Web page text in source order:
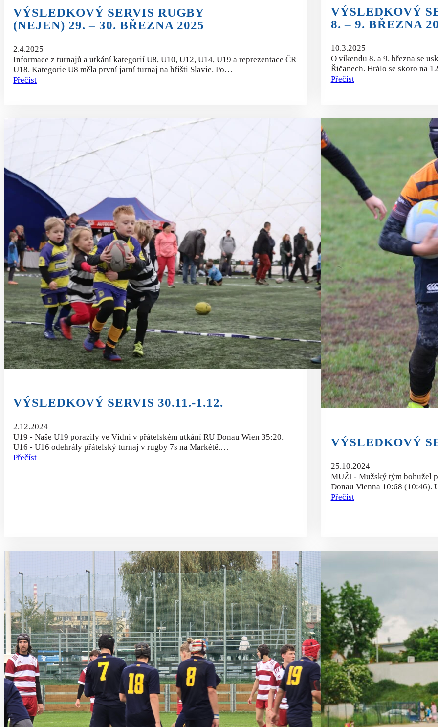
VÝSLEDKOVÝ SERVIS RUGBY
(NEJEN) 29. – 30. BŘEZNA 2025
2.4.2025
Informace z turnajů a utkání kategorií U8, U10, U12, U14, U19 a reprezentace ČR
U18. Kategorie U8 měla první jarní turnaj na hřišti Slavie. Po…
Přečíst
VÝSLEDKOVÝ
8. – 9. BŘEZNA
10.3.2025
O víkendu 8. a 9. března se
Říčanech. Hrálo se skoro na
Přečíst
VÝSLEDKOVÝ SERVIS 30.11.-1.12.
2.12.2024
U19 - Naše U19 porazily ve Vídni v přátelském utkání RU Donau Wien 35:20.
U16 - U16 odehrály přátelský turnaj v rugby 7s na Markétě.…
Přečíst
VÝSLEDKOVÝ
25.10.2024
MUŽI - Mužský tým bohužel
Donau Vienna 10:68 (10:46).
Přečíst